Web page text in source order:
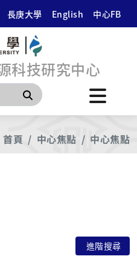
長庚大學 English 中心FB
科技研究中心
搜尋
首頁 中心焦點 中心焦點
進階搜尋